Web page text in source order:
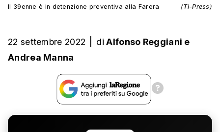
Il 39enne è in detenzione preventiva alla Farera (Ti-Press)
22 settembre 2022 di Alfonso Reggiani e
Andrea Manna